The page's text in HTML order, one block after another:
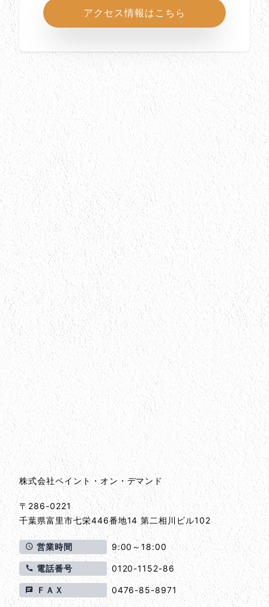
アクセス情報はこちら
所在地
会社情報とサイトマップ
会社情報
株式会社ペイント・オン・デマンド
〒286-0221
千葉県富里市七栄446番地14 第二相川ビル102
営業時間 9:00～18:00
電話番号 0120-1152-86
ＦＡＸ 0476-85-8971